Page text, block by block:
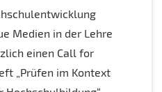
Medien in der Lehre
einen Call for
„Prüfen im Kontext